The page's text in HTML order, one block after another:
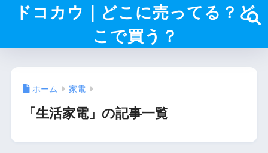
ドコカウ｜どこに売ってる？ど
こで買う？
ホーム 家電
「生活家電」の記事一覧